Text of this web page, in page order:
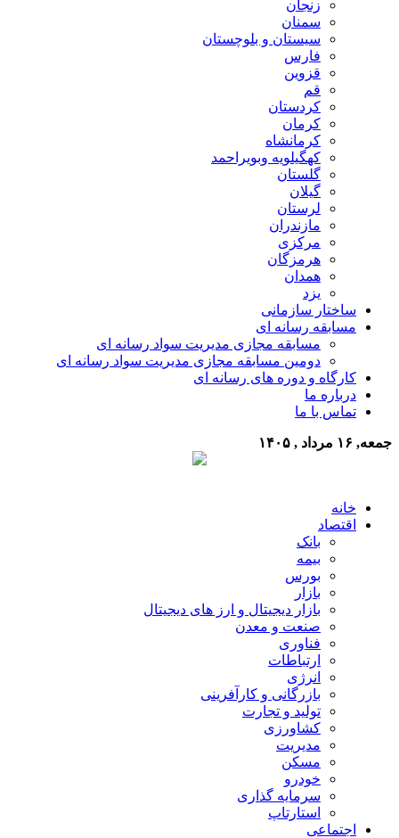
زنجان
سمنان
سیستان و بلوچستان
فارس
قزوین
قم
کردستان
کرمان
کرمانشاه
کهگیلویه وبویراحمد
گلستان
گیلان
لرستان
مازندران
مرکزی
هرمزگان
همدان
یزد
ساختار سازمانی
مسابقه رسانه ای
مسابقه مجازی مدیریت سواد رسانه ای
دومین مسابقه مجازی مدیریت سواد رسانه ای
کارگاه و دوره های رسانه ای
درباره ما
تماس با ما
جمعه, ۱۶ مرداد , ۱۴۰۵
خانه
اقتصاد
بانک
بیمه
بورس
بازار
بازار دیجیتال و ارز های دیجیتال
صنعت و معدن
فناوری
ارتباطات
انرژی
بازرگانی و کارآفرینی
تولید و تجارت
کشاورزی
مدیریت
مسکن
خودرو
سرمایه گذاری
استارتاپ
اجتماعی